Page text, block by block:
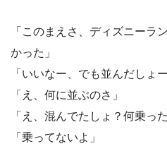
「このまえさ、ディズニーラ
かった」
「いいなー、でも並んだしょー
「え、何に並ぶのさ」
「え、混んでたしょ？何乗った
「乗ってないよ」